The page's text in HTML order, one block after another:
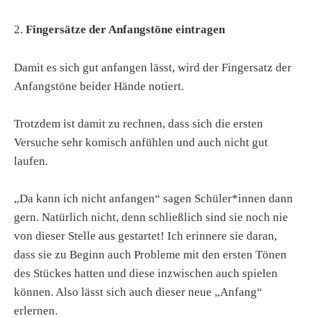
2. Fingersätze der Anfangstöne eintragen
Damit es sich gut anfangen lässt, wird der Fingersatz der
Anfangstöne beider Hände notiert.
Trotzdem ist damit zu rechnen, dass sich die ersten
Versuche sehr komisch anfühlen und auch nicht gut
laufen.
„Da kann ich nicht anfangen“ sagen Schüler*innen dann
gern. Natürlich nicht, denn schließlich sind sie noch nie
von dieser Stelle aus gestartet! Ich erinnere sie daran,
dass sie zu Beginn auch Probleme mit den ersten Tönen
des Stückes hatten und diese inzwischen auch spielen
können. Also lässt sich auch dieser neue „Anfang“
erlernen.